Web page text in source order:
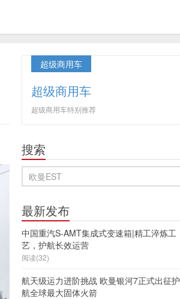
超级商用车
超级商用车
超级商用车特别推荐
搜索
最新发布
中国重汽S-AMT集成式变速箱|精工淬炼工
艺，护航长效运营
阅读(32)
航天级运力进阶挑战 欧曼银河7正式出征护
航全球最大固体火箭